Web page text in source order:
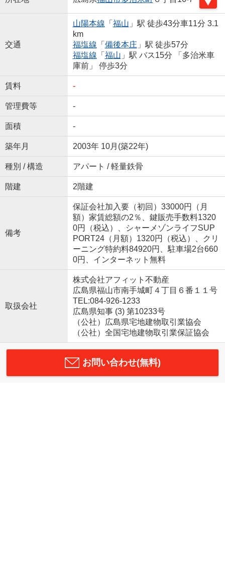
交通
山陽本線 「 福山 」駅 徒歩43分車11分 3.1
km
福塩線 「 備後本庄 」駅 徒歩57分
福塩線 「 福山 」駅 バス15分 「多治米車
庫前」 停歩3分
賃料 -
管理費等 -
面積 -
築年月 2003年 10月(築22年)
種別 / 構造 アパート / 軽量鉄骨
階建 2階建
備考
保証会社加入要（初回）33000円（月
額）家賃総額の2％、鍵販売手数料1320
0円（税込）、シャーメゾンライフSUP
PORT24（月額）1320円（税込）、クリ
ーニング特約料84920円、駐車場2台660
0円、インターネット無料
取扱会社
株式会社アフィット不動産
広島県福山市南手城町４丁目６番１１号
TEL:084-926-1233
広島県知事 (3) 第10233号
（公社）広島県宅地建物取引業協会
（公社）全国宅地建物取引業保証協会
お問い合わせ(無料)